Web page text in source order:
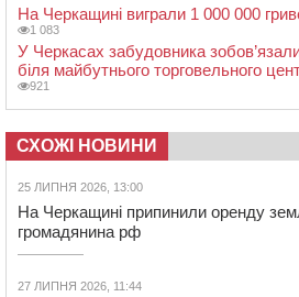
На Черкащині виграли 1 000 000
1 083
У Черкасах забудовника
біля майбутнього торговельного
921
СХОЖІ НОВИНИ
25 ЛИПНЯ 2026, 13:00
На Черкащині припинили оренду
громадянина рф
27 ЛИПНЯ 2026, 11:44